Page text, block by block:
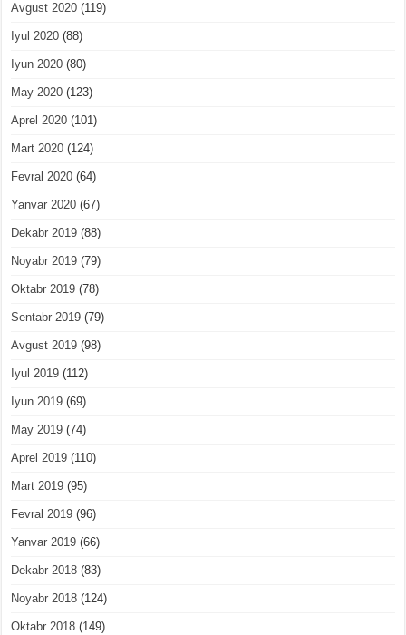
Avgust 2020 (119)
Iyul 2020 (88)
Iyun 2020 (80)
May 2020 (123)
Aprel 2020 (101)
Mart 2020 (124)
Fevral 2020 (64)
Yanvar 2020 (67)
Dekabr 2019 (88)
Noyabr 2019 (79)
Oktabr 2019 (78)
Sentabr 2019 (79)
Avgust 2019 (98)
Iyul 2019 (112)
Iyun 2019 (69)
May 2019 (74)
Aprel 2019 (110)
Mart 2019 (95)
Fevral 2019 (96)
Yanvar 2019 (66)
Dekabr 2018 (83)
Noyabr 2018 (124)
Oktabr 2018 (149)